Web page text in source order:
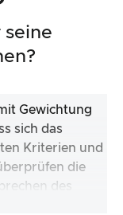
seine
Gewichtung
sich das
Kriterien und
die
des